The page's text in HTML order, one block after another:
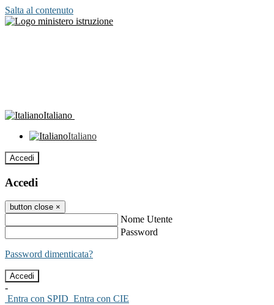
Salta al contenuto
Italiano
Italiano
Accedi
Accedi
button close ×
Nome Utente
Password
Password dimenticata?
-
Entra con SPID Entra con CIE